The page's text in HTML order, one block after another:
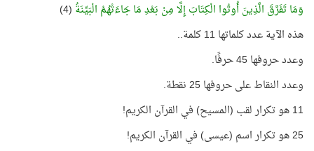
وَمَا تَفَرَّقَ الَّذِينَ أُوتُوا الْكِتَابَ إِلَّا مِنْ بَعْدِ مَا جَاءَتْهُمُ الْبَيِّنَةُ (4)
هذه الآية عدد كلماتها 11 كلمة..
وعدد حروفها 45 حرفًا.
وعدد النقاط على حروفها 25 نقطة.
11 هو تكرار لقب (المسيح) في القرآن الكريم!
25 هو تكرار اسم (عيسى) في القرآن الكريم!